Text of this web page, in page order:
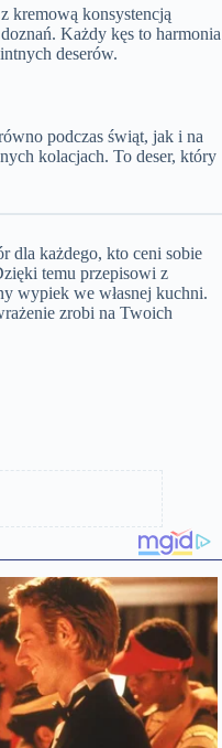
kremową konsystencją
Każdy kęs to harmonia
deserów.
podczas świąt, jak i na
kolacjach. To deser, który
dla każdego, kto ceni sobie
temu przepisowi z
wypiek we własnej kuchni.
zrobi na Twoich